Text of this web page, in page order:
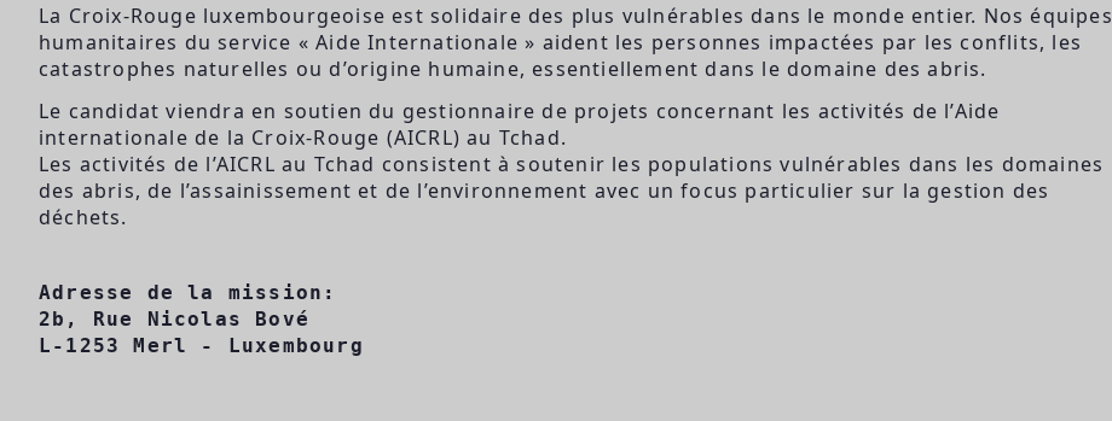
La Croix-Rouge luxembourgeoise est solidaire des plus vulnérables dans le monde entier. Nos équipes
humanitaires du service « Aide Internationale » aident les personnes impactées par les conflits, les
catastrophes naturelles ou d’origine humaine, essentiellement dans le domaine des abris.
Le candidat viendra en soutien du gestionnaire de projets concernant les activités de l’Aide
internationale de la Croix-Rouge (AICRL) au Tchad.
Les activités de l’AICRL au Tchad consistent à soutenir les populations vulnérables dans les domaines
des abris, de l’assainissement et de l’environnement avec un focus particulier sur la gestion des
déchets.
Adresse de la mission:
2b, Rue Nicolas Bové
L-1253 Merl - Luxembourg